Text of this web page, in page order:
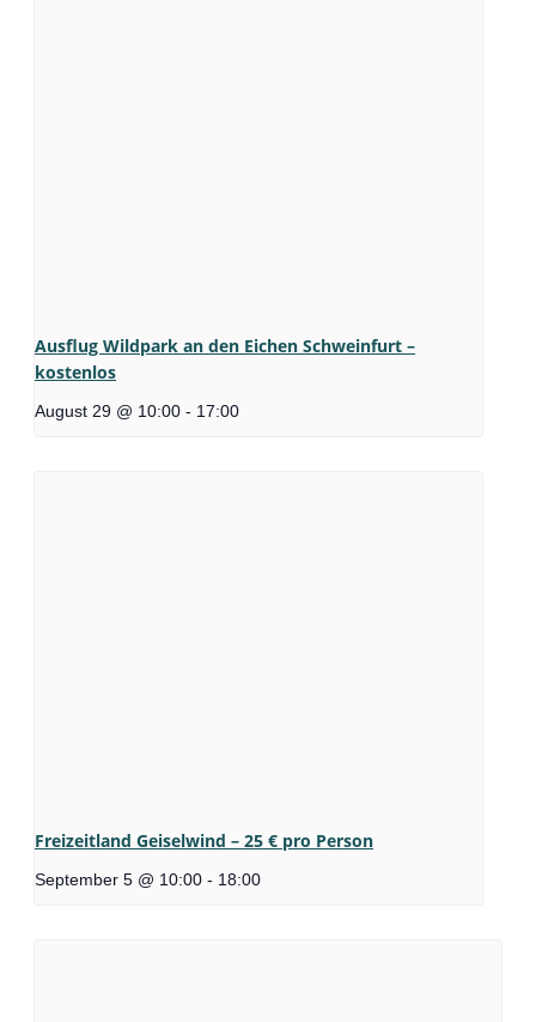
Ausflug Wildpark an den Eichen Schweinfurt –
kostenlos
August 29 @ 10:00 - 17:00
Freizeitland Geiselwind – 25 € pro Person
September 5 @ 10:00 - 18:00